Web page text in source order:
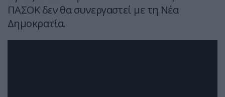
ΠΑΣΟΚ δεν θα συνεργαστεί με τη Νέα
Δημοκρατία.